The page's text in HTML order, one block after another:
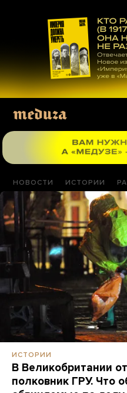
материалам
НОВОСТИ ИСТОРИИ
ИСТОРИИ
В Великобритании
полковник ГРУ. Что